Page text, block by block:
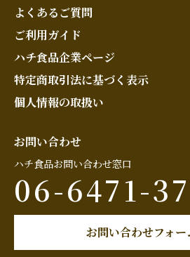
よくあるご質問
ご利用ガイド
ハチ食品企業ページ
特定商取引法に基づく表示
個人情報の取扱い
お問い合わせ
ハチ食品お問い合わせ窓口
06-6471-
お問い合わせフォー